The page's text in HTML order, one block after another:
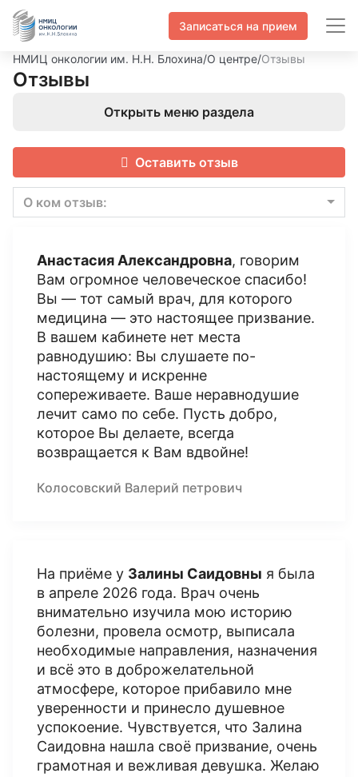
Записаться на прием
НМИЦ онкологии им. Н.Н. Блохина/О центре/Отзывы
Отзывы
Открыть меню раздела
Оставить отзыв
О ком отзыв:
Анастасия Александровна, говорим
Вам огромное человеческое спасибо!
Вы — тот самый врач, для которого
медицина — это настоящее призвание.
В вашем кабинете нет места
равнодушию: Вы слушаете по-
настоящему и искренне
сопереживаете. Ваше неравнодушие
лечит само по себе. Пусть добро,
которое Вы делаете, всегда
возвращается к Вам вдвойне!
Колосовский Валерий петрович
На приёме у Залины Саидовны я была
в апреле 2026 года. Врач очень
внимательно изучила мою историю
болезни, провела осмотр, выписала
необходимые направления, назначения
и всё это в доброжелательной
атмосфере, которое прибавило мне
уверенности и принесло душевное
успокоение. Чувствуется, что Залина
Саидовна нашла своё призвание, очень
грамотная и вежливая девушка. Желаю